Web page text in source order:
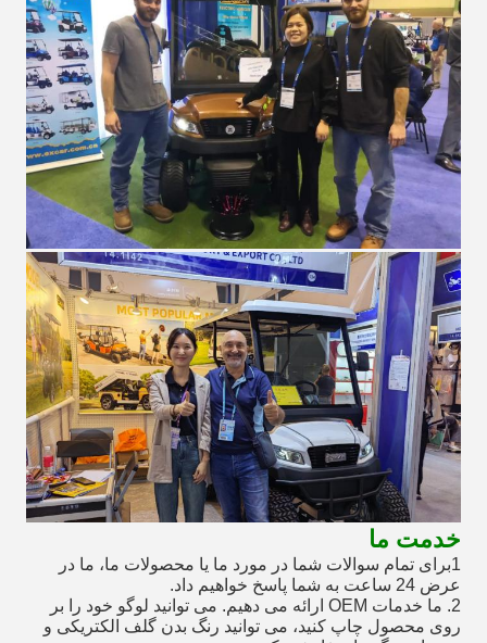
خدمت ما
1برای تمام سوالات شما در مورد ما یا محصولات ما، ما در
عرض 24 ساعت به شما پاسخ خواهیم داد.
2. ما خدمات OEM ارائه می دهیم. می توانید لوگو خود را بر
روی محصول چاپ کنید، می توانید رنگ بدن گلف الکتریکی و